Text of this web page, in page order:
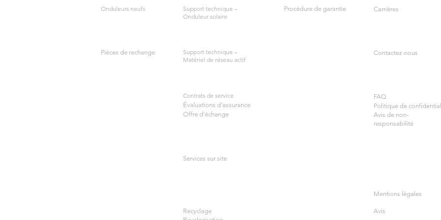
Onduleurs neufs
Support technique –
Onduleur solaire
Pièces de rechange
Support technique –
Matériel de réseau actif
Contrats de service
Évaluations d'assurance
Offre d’échange
Services sur site
Procédure de garantie Carrières
Contactez-nous
FAQ
Politique de
Avis de non-
responsabilité
Mentions légales
Recyclage
Avis